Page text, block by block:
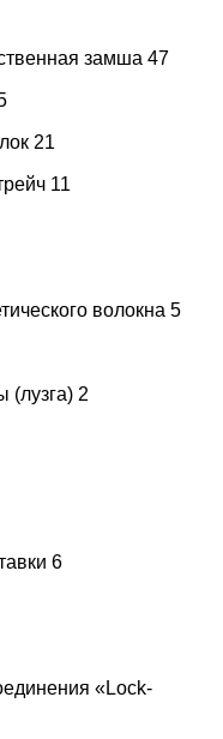
замша 47
21
11
волокна 5
(лузга) 2
6
«Lock-